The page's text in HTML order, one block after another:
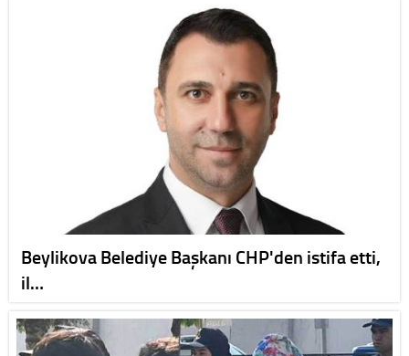
Beylikova Belediye Başkanı CHP'den istifa etti,
il…